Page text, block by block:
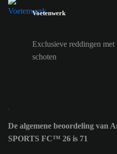
Voetenwerk
Exclusieve reddingen met
schoten
De algemene beoordeling van
SPORTS FC™ 26 is 71